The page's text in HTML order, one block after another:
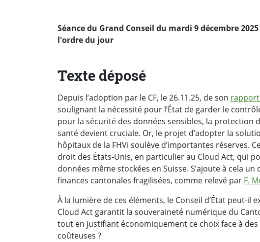
Séance du Grand Conseil du mardi 9 décembre
l'ordre du jour
Texte déposé
Depuis l’adoption par le CF, le 26.11.25, de son
soulignant la nécessité pour l’État de garder le
pour la sécurité des données sensibles, la protection
santé devient cruciale. Or, le projet d’adopter la
hôpitaux de la FHVi soulève d’importantes réserves.
droit des États-Unis, en particulier au Cloud Act, qui
données même stockées en Suisse. S’ajoute à cela
finances cantonales fragilisées, comme relevé par F.
À la lumière de ces éléments, le Conseil d’État peut-
Cloud Act garantit la souveraineté numérique du
tout en justifiant économiquement ce choix face à
coûteuses ?